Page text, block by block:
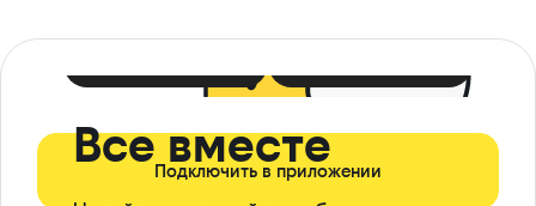
Все вместе
Подключить в приложении